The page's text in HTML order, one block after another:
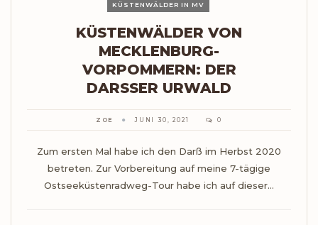
KÜSTENWÄLDER IN MV
KÜSTENWÄLDER VON
MECKLENBURG-
VORPOMMERN: DER
DARSSER URWALD
ZOE JUNI 30, 2021 0
Zum ersten Mal habe ich den Darß im Herbst 2020
betreten. Zur Vorbereitung auf meine 7-tägige
Ostseeküstenradweg-Tour habe ich auf dieser…